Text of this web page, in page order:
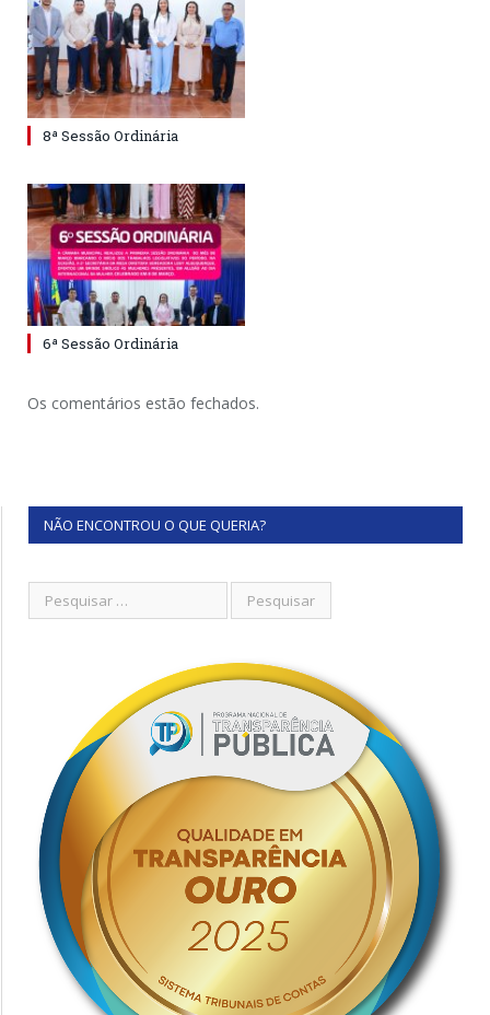
8ª Sessão Ordinária
6ª Sessão Ordinária
Os comentários estão fechados.
NÃO ENCONTROU O QUE QUERIA?